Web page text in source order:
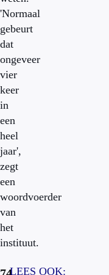
'Normaal
gebeurt
dat
ongeveer
vier
keer
in
een
heel
jaar',
zegt
een
woordvoerder
van
het
instituut.
LEES OOK: